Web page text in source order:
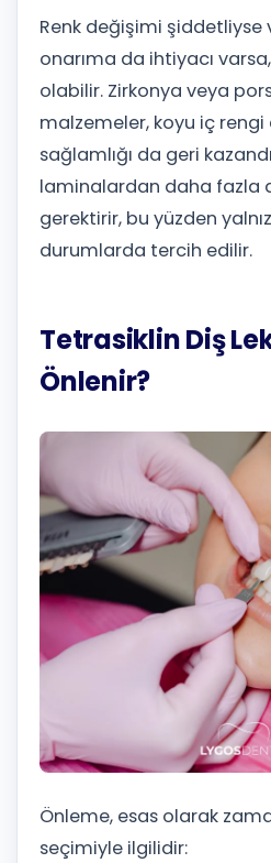
Renk değişimi şiddetliyse
onarıma da ihtiyacı
olabilir. Zirkonya veya
malzemeler, koyu iç rengi
sağlamlığı da geri
laminalardan daha fazla
gerektirir, bu yüzden
durumlarda tercih edilir.
Tetrasiklin Diş
Önlenir?
Önleme, esas olarak
seçimiyle ilgilidir: